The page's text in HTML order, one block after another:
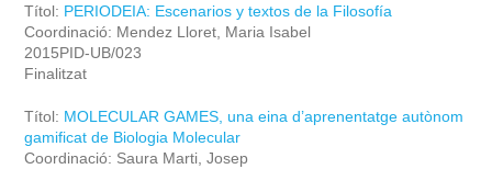
Títol: PERIODEIA: Escenarios y textos de la Filosofía
Coordinació: Mendez Lloret, Maria Isabel
2015PID-UB/023
Finalitzat
Títol: MOLECULAR GAMES, una eina d’aprenentatge autònom
gamificat de Biologia Molecular
Coordinació: Saura Marti, Josep